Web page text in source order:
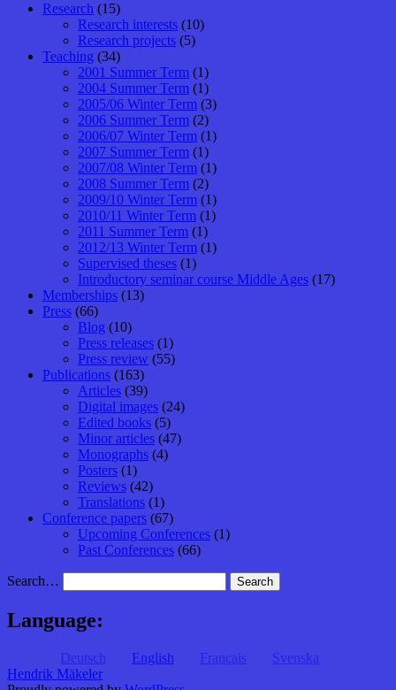
Research (15)
Research interests (10)
Research projects (5)
Teaching (34)
2001 Summer Term (1)
2004 Summer Term (1)
2005/06 Winter Term (3)
2006 Summer Term (2)
2006/07 Winter Term (1)
2007 Summer Term (1)
2007/08 Winter Term (1)
2008 Summer Term (2)
2009/10 Winter Term (1)
2010/11 Winter Term (1)
2011 Summer Term (1)
2012/13 Winter Term (1)
Supervised theses (1)
Introductory seminar course Middle Ages (17)
Memberships (13)
Press (66)
Blog (10)
Press releases (1)
Press review (55)
Publications (163)
Articles (39)
Digital images (24)
Edited books (5)
Minor articles (47)
Monographs (4)
Posters (1)
Reviews (42)
Translations (1)
Conference papers (67)
Upcoming Conferences (1)
Past Conferences (66)
Search…
Language:
Deutsch English Français
Svenska
Hendrik Mäkeler